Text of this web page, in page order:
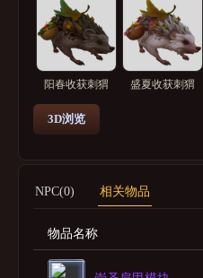
阳春收获刺猬 盛夏收获刺猬
3D浏览
NPC(0) 相关物品
物品名称